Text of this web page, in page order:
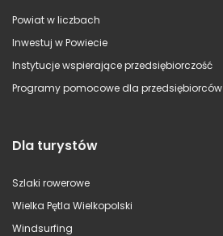
Powiat w liczbach
Inwestuj w Powiecie
Instytucje wspierające przedsiębiorczość
Programy pomocowe dla przedsiębiorców
Dla turystów
Szlaki rowerowe
Wielka Pętla Wielkopolski
Windsurfing